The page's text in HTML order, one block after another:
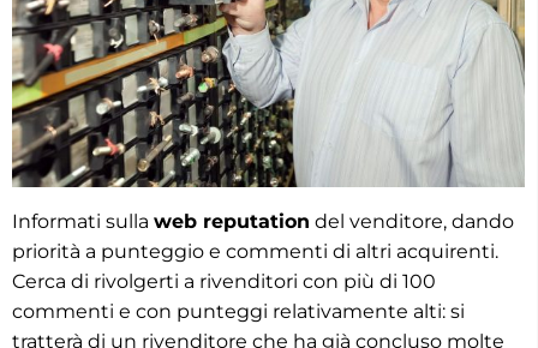
Informati sulla web reputation del venditore, dando
priorità a punteggio e commenti di altri acquirenti.
Cerca di rivolgerti a rivenditori con più di 100
commenti e con punteggi relativamente alti: si
tratterà di un rivenditore che ha già concluso molte